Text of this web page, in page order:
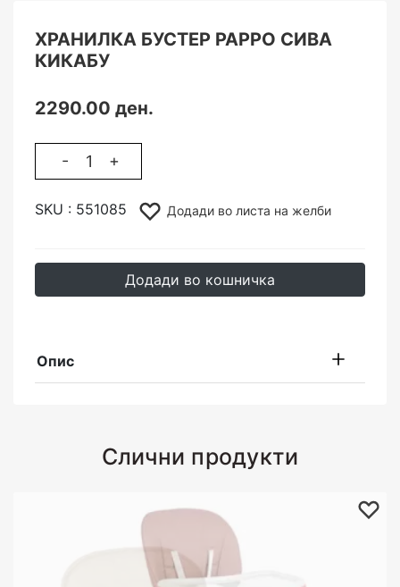
ХРАНИЛКА БУСТЕР PAPPO СИВА
КИКАБУ
2290.00 ден.
- +
SKU : 551085 Додади во листа на желби
Додади во кошничка
Опис
Слични продукти